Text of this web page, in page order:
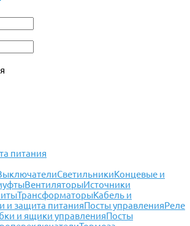
питания
СветильникиКонцевые и
ВентиляторыИсточники
ТрансформаторыКабель и
и защита питанияПосты управленияРеле
и ящики управленияПосты